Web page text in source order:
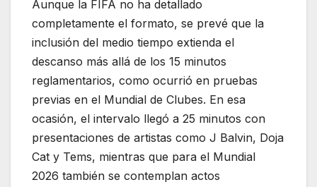
Aunque la FIFA no ha detallado
completamente el formato, se prevé que la
inclusión del medio tiempo extienda el
descanso más allá de los 15 minutos
reglamentarios, como ocurrió en pruebas
previas en el Mundial de Clubes. En esa
ocasión, el intervalo llegó a 25 minutos con
presentaciones de artistas como J Balvin, Doja
Cat y Tems, mientras que para el Mundial
2026 también se contemplan actos